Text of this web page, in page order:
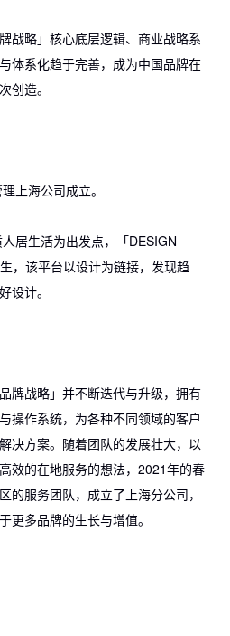
战略」核心底层逻辑、商业战略系
体系化趋于完善，成为中国品牌在
创造。
上海公司成立。
居生活为出发点，「DESIGN
，该平台以设计为链接，发现趋
设计。
牌战略」并不断迭代与升级，拥有
操作系统，为各种不同领域的客户
决方案。随着团队的发展壮大，以
效的在地服务的想法，2021年的春
的服务团队，成立了上海分公司，
更多品牌的生长与增值。